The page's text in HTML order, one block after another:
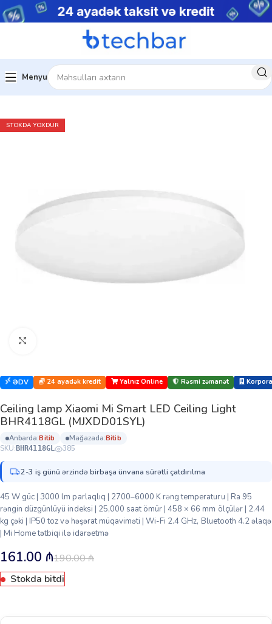
Menyu
Ev Ev üçün texnologiya
STOKDA YOXDUR
ƏDV 24 ayadək kredit Yalnız Online Rəsmi zəmanət
Ceiling lamp Xiaomi Mi Smart LED Ceiling Light
BHR4118GL (MJXDD01SYL)
anbarda: bi̇ti̇b mağazada: bi̇ti̇b
SKU: BHR4118GL 385
2-3 iş günü ərzində birbaşa ünvana sürətli çatdırılma
45 W güc | 3000 lm parlaqlıq | 2700–6000 K rəng temperaturu | Ra 95
rəngin düzgünlüyü indeksi | 25,000 saat ömür | 458 × 66 mm ölçülər | 2.44
kg çəki | IP50 toz və həşərat müqaviməti | Wi-Fi 2.4 GHz, Bluetooth 4.2 əlaqə
| Mi Home tətbiqi ilə idarəetmə
190.00₼
161.00 ₼
Stokda bitdi